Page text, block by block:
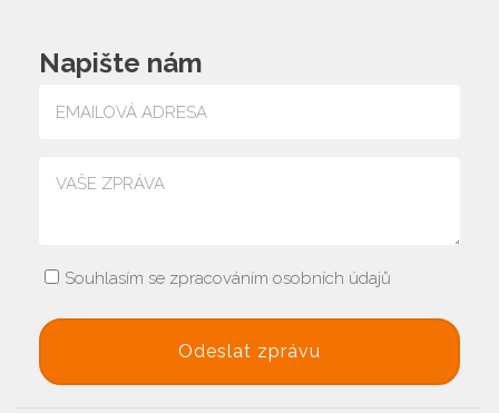
Napište nám
Souhlasím se zpracováním osobních údajů